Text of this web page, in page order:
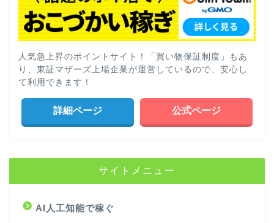
人気急上昇のポイントサイト！「買い物保証制度」もあ
り、東証マザーズ上場企業が運営しているので、安心し
て利用できます！
詳細ページ 公式ページ
サイトメニュー
AI人工知能で稼ぐ